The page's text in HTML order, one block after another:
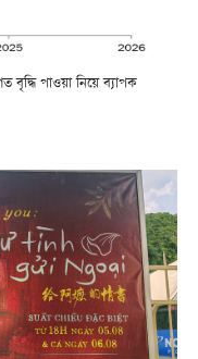
বৃদ্ধি পাওয়া নিয়ে ব্যাপক